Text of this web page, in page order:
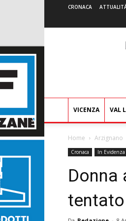
CRONACA
VICENZA VAL
Home Arzignano
Cronaca In Evidenza